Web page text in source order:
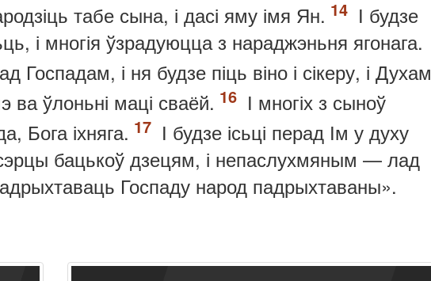
табе сына, і дасі яму імя Ян.
І будзе
і многія ўзрадуюцца з нараджэньня ягонага.
Госпадам, і ня будзе піць віно і сікеру, і Духам
ўлоньні маці сваёй.
І многіх з сыноў
Бога іхняга.
І будзе ісьці перад Ім у духу
сэрцы бацькоў дзецям, і непаслухмяным — лад
Госпаду народ падрыхтаваны».